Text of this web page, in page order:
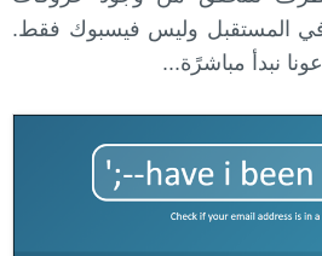
في المستقبل وليس فيسبوك فقط.
نبدأ مباشرًة...